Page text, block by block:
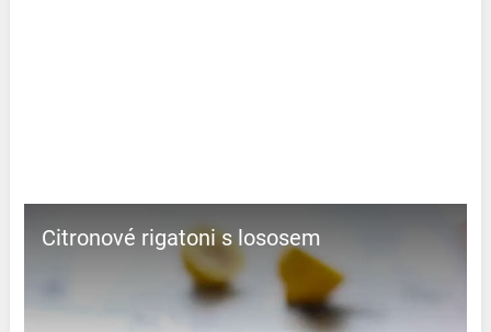
Citronové rigatoni s lososem